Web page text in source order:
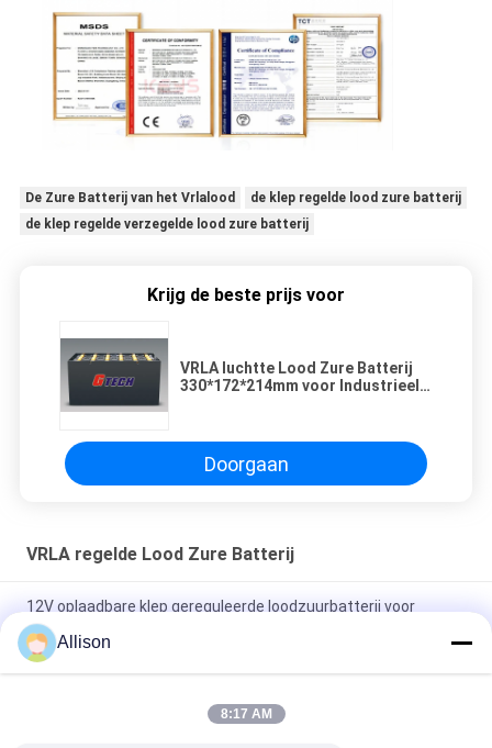
De Zure Batterij van het Vrlalood
de klep regelde lood zure batterij
de klep regelde verzegelde lood zure batterij
Krijg de beste prijs voor
VRLA luchtte Lood Zure Batterij
330*172*214mm voor Industrieel
Doorgaan
VRLA regelde Lood Zure Batterij
12V oplaadbare klep gereguleerde loodzuurbatterij voor
zonnestelsel 9Ah Capaciteit 20h-rate tot 1,75V per cel 25 C
2.55 Kg 12V 9Ah VRLA type lead acid battery for
UPS,Telecom,solar system,alarm system
Allison
8:17 AM